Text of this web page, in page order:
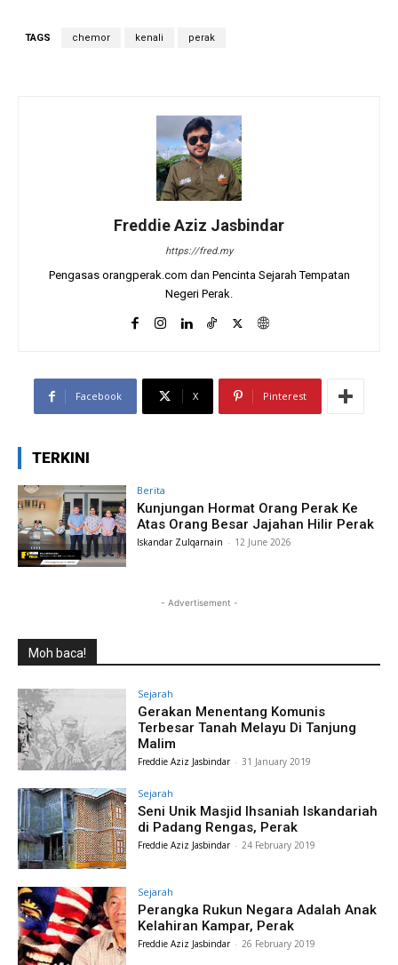
TAGS chemor kenali perak
Freddie Aziz Jasbindar
https://fred.my
Pengasas orangperak.com dan Pencinta Sejarah Tempatan
Negeri Perak.
Facebook X Pinterest
TERKINI
Berita
Kunjungan Hormat Orang Perak Ke
Atas Orang Besar Jajahan Hilir Perak
Iskandar Zulqarnain - 12 June 2026
- Advertisement -
Moh baca!
Sejarah
Gerakan Menentang Komunis
Terbesar Tanah Melayu Di Tanjung
Malim
Freddie Aziz Jasbindar - 31 January 2019
Sejarah
Seni Unik Masjid Ihsaniah Iskandariah
di Padang Rengas, Perak
Freddie Aziz Jasbindar - 24 February 2019
Sejarah
Perangka Rukun Negara Adalah Anak
Kelahiran Kampar, Perak
Freddie Aziz Jasbindar - 26 February 2019